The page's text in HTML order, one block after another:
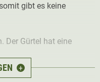
gibt es keine
Der Gürtel hat eine
12% Elasthan.
+